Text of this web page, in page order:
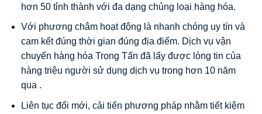
hơn 50 tỉnh thành với đa dạng chủng loại hàng hóa.
Với phương châm hoạt động là nhanh chóng uy tín và
cam kết đúng thời gian đúng địa điểm. Dịch vụ vận
chuyển hàng hóa Trọng Tấn đã lấy được lòng tin của
hàng triệu người sử dụng dịch vụ trong hơn 10 năm
qua .
Liên tục đổi mới, cải tiến phương pháp nhằm tiết kiệm